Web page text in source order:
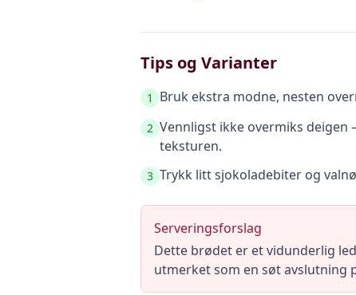
Tips og Varianter
1 Bruk ekstra modne, nesten
2 Vennligst ikke overmiks
teksturen.
3 Trykk litt sjokoladebiter og
Serveringsforslag
Dette brødet er et vidunderlig
utmerket som en søt avslutning